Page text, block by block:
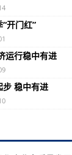
开门红”
运行稳中有进
步 稳中有进